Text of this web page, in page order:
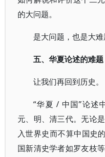
的大问题。
是大问题，也是大难
五、华夏论述的难
让我们再回到历史。
“华夏 / 中国”论述
元、明、清三代。无论
入世界史而不算中国史
国新清史学者如罗友枝